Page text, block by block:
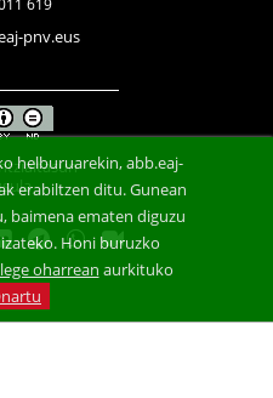
619
pnv.eus
helburuarekin, abb.eaj-
erabiltzen ditu. Gunean
baimena ematen diguzu
Honi buruzko
oharrean aurkituko